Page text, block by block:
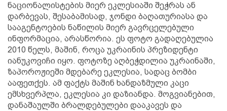
ნაციონალისტების მიერ ეკლესიაში შეჭრას ან
დარბევას, შესაბამისად, ჯონდი ბაღათურიასა და
სააგენტოების ნაწილის მიერ გავრცელებული
ინფორმაცია, არასწორია. ეს ფოტო გადაღებულია
2010 წელს, მაშინ, როცა უკრაინის პრეზიდენტი
იანუკოვიჩი იყო. ფოტოზე აღბეჭდილია უკრაინაში,
ზაპოროჟიეში მდებარე ეკლესია, სადაც ბომბი
ააფეთქეს. ამ ფაქტს მაშინ ხანდაზმული კაცი
ემსხვერპლა, ეკლესია კი დაზიანდა. მოგვიანებით,
დანაშაულში ბრალდებულები დააკავეს და